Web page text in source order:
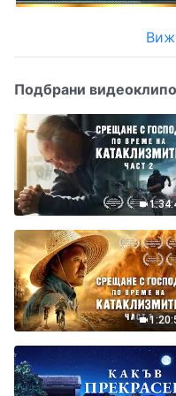
Подбрани